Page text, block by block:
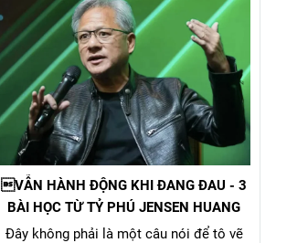
giá bán nhưng gây hại rất nhiều cho chủ
nhà, làm méo mó thị trường.
VẪN HÀNH ĐỘNG KHI ĐANG ĐAU - 3
BÀI HỌC TỪ TỶ PHÚ JENSEN HUANG
Đây không phải là một câu nói để tô vẽ